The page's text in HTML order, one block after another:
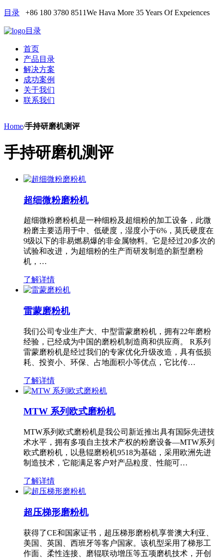
目录 +86 180 3780 8511We Hava More 35 Years Of Expeiences
目录
首页
产品目录
解决方案
成功案例
关于我们
联系我们
Home/手持研磨机测评
手持研磨机测评
超细微粉磨粉机
超细微粉磨粉机是一种细粉及超细粉的加工设备，此微
粉磨主要适用于中、低硬度，湿度小于6%，莫氏硬度在
9级以下的非易燃易爆的非金属物料。它是经过20多次的
试验和改进，为超细粉的生产而研发制造的新型磨粉
机，…
了解详情
雷蒙磨粉机
我们公司专业生产大、中型雷蒙磨粉机，拥有22年磨粉
经验，已经成为中国的磨粉机制造商和供应商。 R系列
雷蒙磨粉机是经过我们的专家优化升级改造，具有低损
耗、投资小、环保、占地面积小等优点，它比传…
了解详情
MTW 系列欧式磨粉机
MTW系列欧式磨粉机是我公司新近推出具有国际先进技
术水平，拥有多项自主技术产权的粉磨设备—MTW系列
欧式磨粉机，以悬辊磨粉机9518为基础，采用欧洲先进
制造技术，它能满足客户对产品粒度、性能可…
了解详情
超压梯形磨粉机
获得了CE和国家证书，超压梯形磨粉机享誉澳大利亚、
美国、英国、西班牙等客户国家。该机型采用了梯形工
作面、柔性连接、磨辊联动增压等五项磨机技术，开创